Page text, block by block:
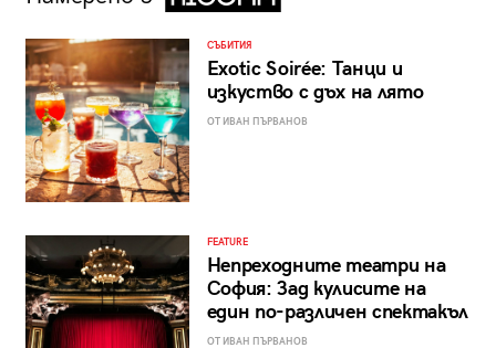
СЪБИТИЯ
Exotic Soirée: Танци и
изкуство с дъх на лято
ОТ ИВАН ПЪРВАНОВ
FEATURE
Непреходните театри на
София: Зад кулисите на
един по-различен спектакъл
ОТ ИВАН ПЪРВАНОВ